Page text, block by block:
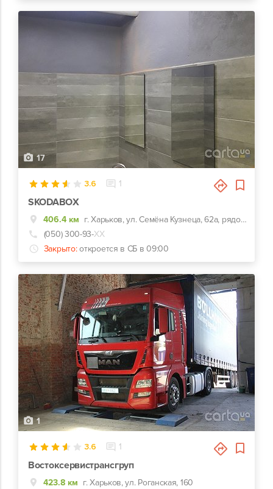
17
3.6 1
SKODABOX
406.4 км
г. Харьков, ул. Семёна Кузнеца, 62а, рядом Воробьевы горы на Полях и Барс
(050) 300-93-ХХ
Закрыто: откроется в СБ в 09:00
1
3.6 1
Востоксервистрансгруп
423.8 км г. Харьков, ул. Роганская, 160